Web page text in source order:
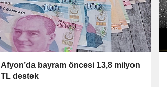
Afyon’da bayram öncesi 13,8 milyon
TL destek